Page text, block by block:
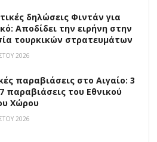
δηλώσεις Φιντάν για
Αποδίδει την ειρήνη στην
τουρκικών στρατευμάτων
2026
παραβιάσεις στο Αιγαίο: 3
παραβιάσεις του Εθνικού
Χώρου
2026